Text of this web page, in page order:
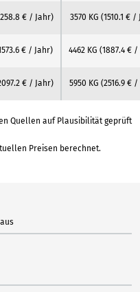
€ / Jahr) 3570 KG (1510.1 € /
€ / Jahr) 4462 KG (1887.4 € /
€ / Jahr) 5950 KG (2516.9 € /
Quellen auf Plausibilität geprüft
Preisen berechnet.